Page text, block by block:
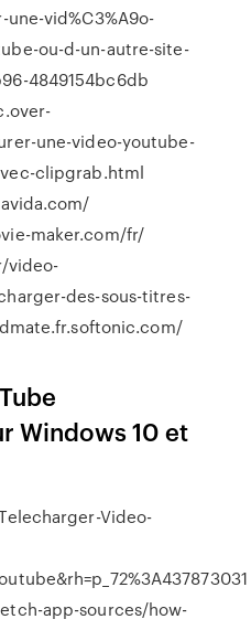
vid%C3%A9o-
ou-d-un-autre-site-
4849154bc6db
une-video-youtube-
clipgrab.html
maker.com/fr/
video-
des-sous-titres-
Windows 10 et
Video-
app-sources/how-